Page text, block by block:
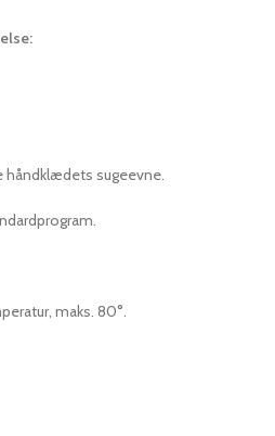
sugeevne.
maks. 80°.